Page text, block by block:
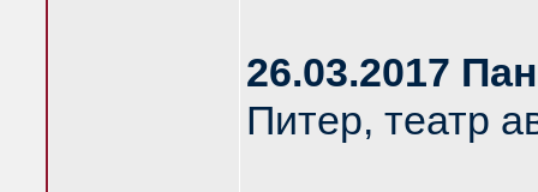
26.03.2017
Питер, театр